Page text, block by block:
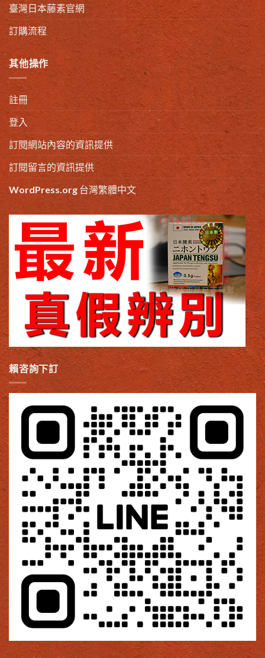
臺灣日本藤素官網
訂購流程
其他操作
註冊
登入
訂閱網站內容的資訊提供
訂閱留言的資訊提供
WordPress.org 台灣繁體中文
賴咨詢下訂